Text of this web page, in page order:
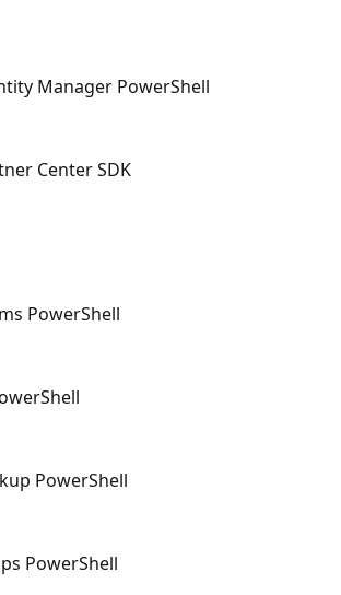
Manager PowerShell
Center SDK
PowerShell
PowerShell
PowerShell